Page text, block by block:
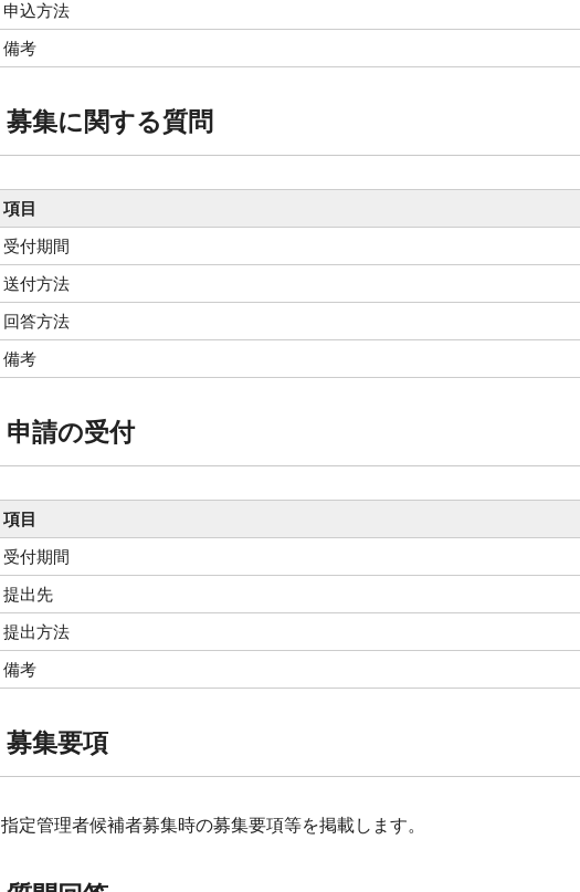
申込方法
備考
募集に関する質問
項目
受付期間
送付方法
回答方法
備考
申請の受付
項目
受付期間
提出先
提出方法
備考
募集要項
指定管理者候補者募集時の募集要項等を掲載します。